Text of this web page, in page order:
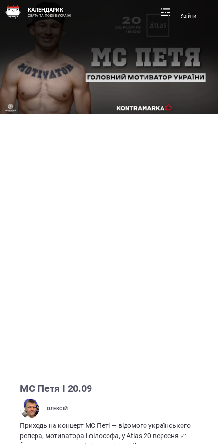
КАЛЕНДАРИК
СВЯТА ТА ПОДІЇ В УКРАЇНІ Увійти
МС Петя I 20.09
ОЛЕКСІЙ
Приходь на концерт MC Петі — відомого українського
репера, мотиватора і філософа, у Atlas 20 вересня 📈